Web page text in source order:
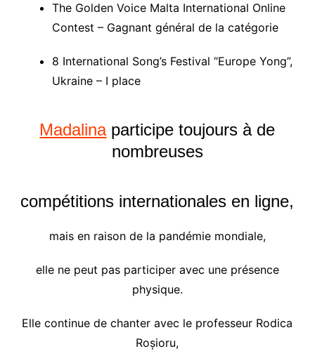
The Golden Voice Malta International Online
Contest – Gagnant général de la catégorie
8 International Song’s Festival “Europe Yong”,
Ukraine – I place
Madalinaparticipe toujours à de
nombreuses
compétitions internationales en ligne,
mais en raison de la pandémie mondiale,
elle ne peut pas participer avec une présence
physique.
Elle continue de chanter avec le professeur Rodica
Roșioru,